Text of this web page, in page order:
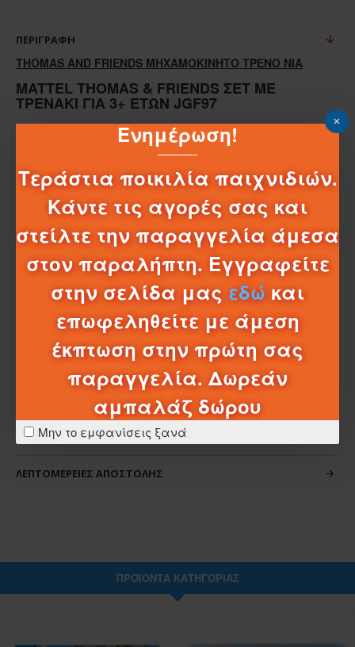
Ενημέρωση!
Τεράστια ποικιλία παιχνιδιών.
Κάντε τις αγορές σας και
στείλτε την παραγγελία άμεσα
στον παραλήπτη. Εγγραφείτε
στην σελίδα μας εδώ και
επωφεληθείτε με άμεση
έκπτωση στην πρώτη σας
παραγγελία. Δωρεάν
αμπαλάζ δώρου
Μην το εμφανίσεις ξανά
ΠΕΡΙΓΡΑΦΉ
THOMAS AND FRIENDS MHXAMOKINHTΟ ΤΡΕΝΟ NIA
MATTEL THOMAS & FRIENDS ΣΕΤ ΜΕ
ΤΡΕΝΆΚΙ ΓΙΑ 3+ ΕΤΏΝ JGF97
Μάρκα:Thomas & Friends
Αναφορά Mattel:JGF97
Προτεινόμενη ηλικία:3Y+
ΧΑΡΑΚΤΗΡΙΣΤΙΚΆ
ΣΧΈΔΙΑ - ΜΠΑΤΑΡΊΕΣ
ΛΕΠΤΟΜΈΡΕΙΕΣ ΑΠΟΣΤΟΛΉΣ
ΠΡΟΪΌΝΤΑ ΚΑΤΗΓΟΡΊΑΣ